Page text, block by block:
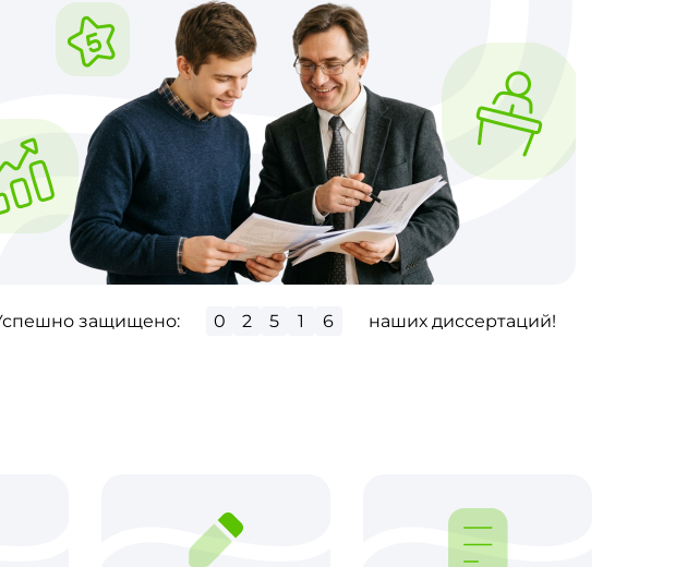
защищено: 0
3
9
2
0 наших диссертаций!